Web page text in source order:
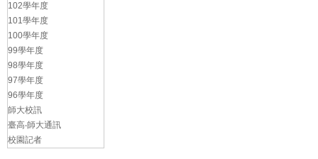
102學年度
101學年度
100學年度
99學年度
98學年度
97學年度
96學年度
師大校訊
臺高‧師大通訊
校園記者